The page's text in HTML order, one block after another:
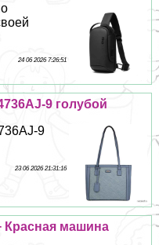
24 06 2026 7:26:51
9 гoлyбой
9
23 06 2026 21:31:16
машина